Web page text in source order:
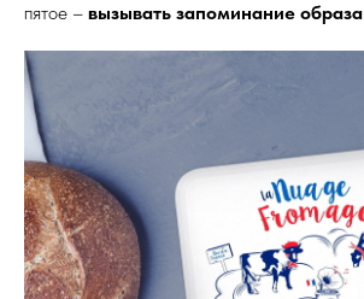
пятое – вызывать запоминание образа